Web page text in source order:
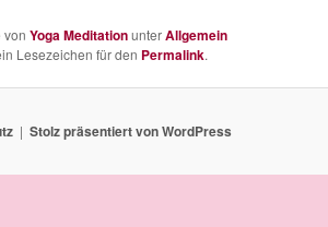
vonYoga MeditationunterAllgemein
Lesezeichen für den Permalink.
Stolz präsentiert von WordPress